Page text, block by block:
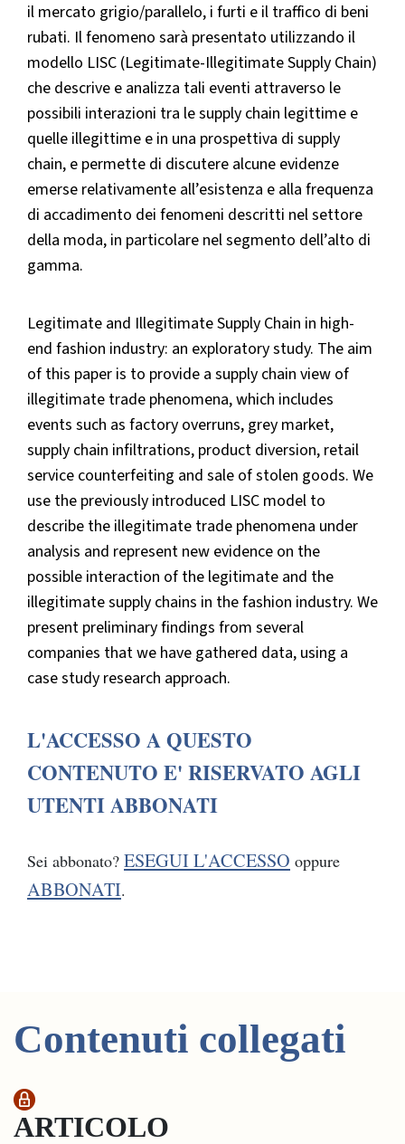
il mercato grigio/parallelo, i furti e il traffico di beni
rubati. Il fenomeno sarà presentato utilizzando il
modello LISC (Legitimate-Illegitimate Supply Chain)
che descrive e analizza tali eventi attraverso le
possibili interazioni tra le supply chain legittime e
quelle illegittime e in una prospettiva di supply
chain, e permette di discutere alcune evidenze
emerse relativamente all’esistenza e alla frequenza
di accadimento dei fenomeni descritti nel settore
della moda, in particolare nel segmento dell’alto di
gamma.
Legitimate and Illegitimate Supply Chain in high-
end fashion industry: an exploratory study. The aim
of this paper is to provide a supply chain view of
illegitimate trade phenomena, which includes
events such as factory overruns, grey market,
supply chain infiltrations, product diversion, retail
service counterfeiting and sale of stolen goods. We
use the previously introduced LISC model to
describe the illegitimate trade phenomena under
analysis and represent new evidence on the
possible interaction of the legitimate and the
illegitimate supply chains in the fashion industry. We
present preliminary findings from several
companies that we have gathered data, using a
case study research approach.
L'ACCESSO A QUESTO
CONTENUTO E' RISERVATO AGLI
UTENTI ABBONATI
Sei abbonato? ESEGUI L'ACCESSO oppure
ABBONATI.
Contenuti collegati
ARTICOLO